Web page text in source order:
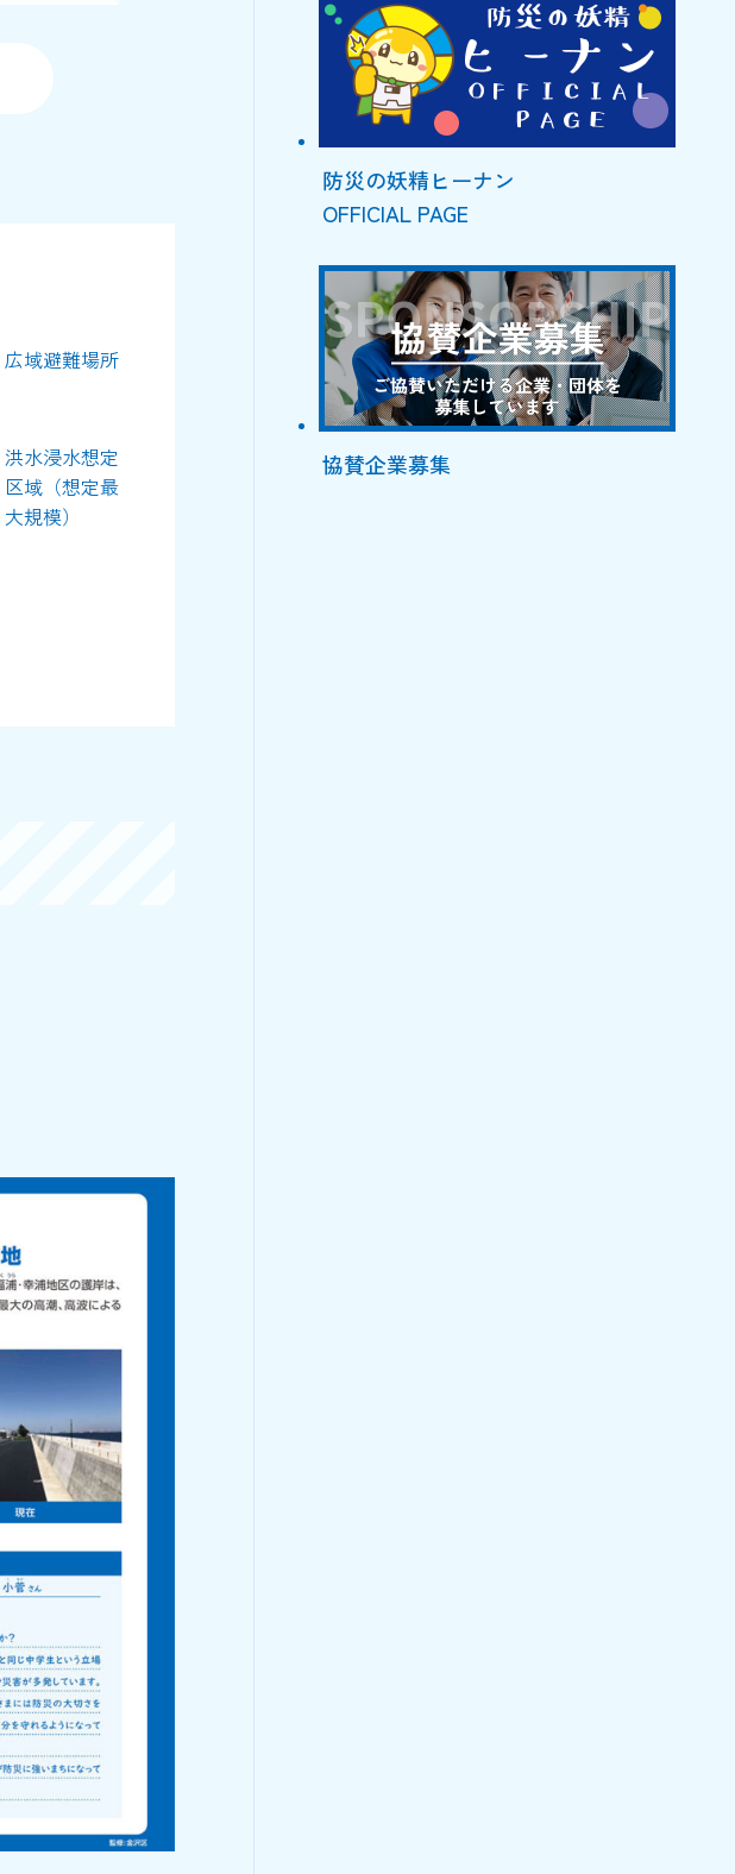
広域避難場所
洪水浸水想定
区域（想定最
大規模）
防災の妖精ヒーナン
OFFICIAL PAGE
協賛企業募集